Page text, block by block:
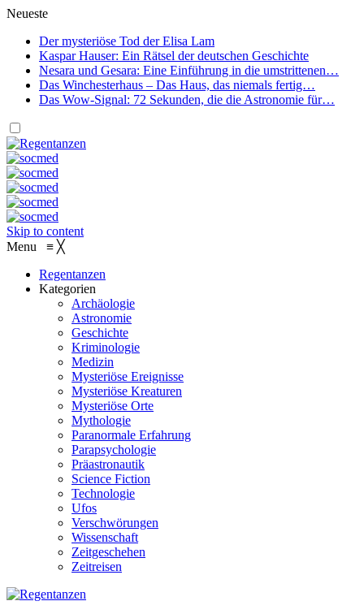
Neueste
Der mysteriöse Tod der Elisa Lam
Kaspar Hauser: Ein Rätsel der deutschen Geschichte
Nesara und Gesara: Eine Einführung in die umstrittenen…
Das Winchesterhaus – Das Haus, das niemals fertig…
Das Wow-Signal: 72 Sekunden, die die Astronomie für…
Skip to content
Menu ≡ ╳
Regentanzen
Kategorien
Archäologie
Astronomie
Geschichte
Kriminologie
Medizin
Mysteriöse Ereignisse
Mysteriöse Kreaturen
Mysteriöse Orte
Mythologie
Paranormale Erfahrung
Parapsychologie
Präastronautik
Science Fiction
Technologie
Ufos
Verschwörungen
Wissenschaft
Zeitgeschehen
Zeitreisen